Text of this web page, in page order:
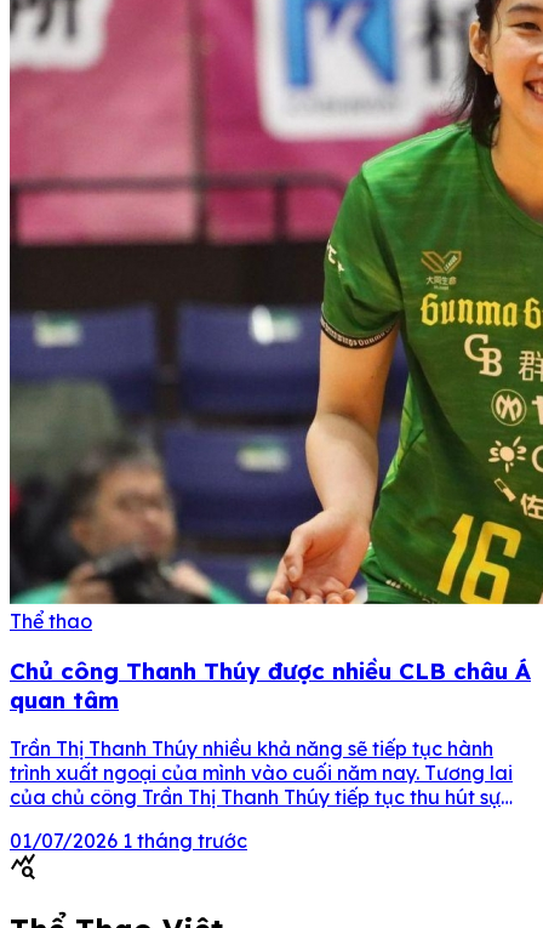
Thể thao
Chủ công Thanh Thúy được nhiều CLB châu Á
quan tâm
Trần Thị Thanh Thúy nhiều khả năng sẽ tiếp tục hành
trình xuất ngoại của mình vào cuối năm nay. Tương lai
của chủ công Trần Thị Thanh Thúy tiếp tục thu hút sự
cô trở lại thi đấu ở nước ngoài trong mùa […]
01/07/2026 1 tháng trước
query_stats